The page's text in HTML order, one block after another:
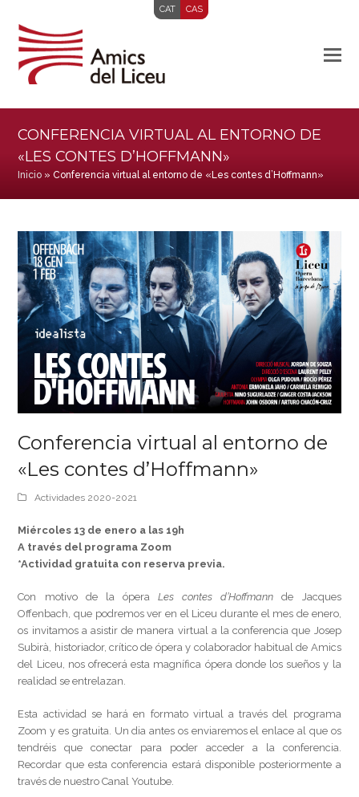
CAT CAS
CONFERENCIA VIRTUAL AL ENTORNO DE
«LES CONTES D’HOFFMANN»
Inicio »Conferencia virtual al entorno de «Les contes d’Hoffmann»
Conferencia virtual al entorno de
«Les contes d’Hoffmann»
Actividades 2020-2021
Miércoles 13 de enero a las 19h
A través del programa Zoom
*Actividad gratuita con reserva previa.
Con motivo de la óperaLes contes d’Hoffmannde Jacques
Offenbach, que podremos ver en el Liceu durante el mes de enero,
os invitamos a asistir de manera virtual a la conferencia que Josep
Subirà, historiador, crítico de ópera y colaborador habitual de Amics
del Liceu, nos ofrecerá esta magnífica ópera donde los sueños y la
realidad se entrelazan.
Esta actividad se hará en formato virtual a través del programa
Zoom y es gratuita. Un dia antes os enviaremos el enlace al que os
tendréis que conectar para poder acceder a la conferencia.
Recordar que esta conferencia estará disponible posteriormente a
través de nuestro Canal Youtube.